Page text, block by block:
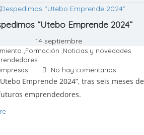
“Utebo Emprende 2024”
14 septiembre
Formación Noticias y novedades
No hay comentarios
Emprende 2024”, tras seis meses de
emprendedores.